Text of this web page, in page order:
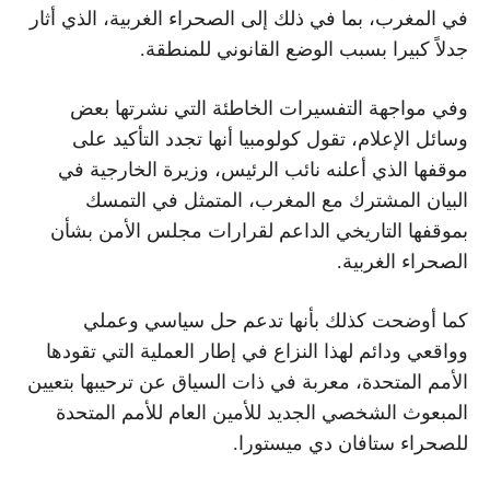
في المغرب، بما في ذلك إلى الصحراء الغربية، الذي أثار
جدلاً كبيرا بسبب الوضع القانوني للمنطقة.
وفي مواجهة التفسيرات الخاطئة التي نشرتها بعض
وسائل الإعلام، تقول كولومبيا أنها تجدد التأكيد على
موقفها الذي أعلنه نائب الرئيس، وزيرة الخارجية في
البيان المشترك مع المغرب، المتمثل في التمسك
بموقفها التاريخي الداعم لقرارات مجلس الأمن بشأن
الصحراء الغربية.
كما أوضحت كذلك بأنها تدعم حل سياسي وعملي
وواقعي ودائم لهذا النزاع في إطار العملية التي تقودها
الأمم المتحدة، معربة في ذات السياق عن ترحيبها بتعيين
المبعوث الشخصي الجديد للأمين العام للأمم المتحدة
للصحراء ستافان دي ميستورا.